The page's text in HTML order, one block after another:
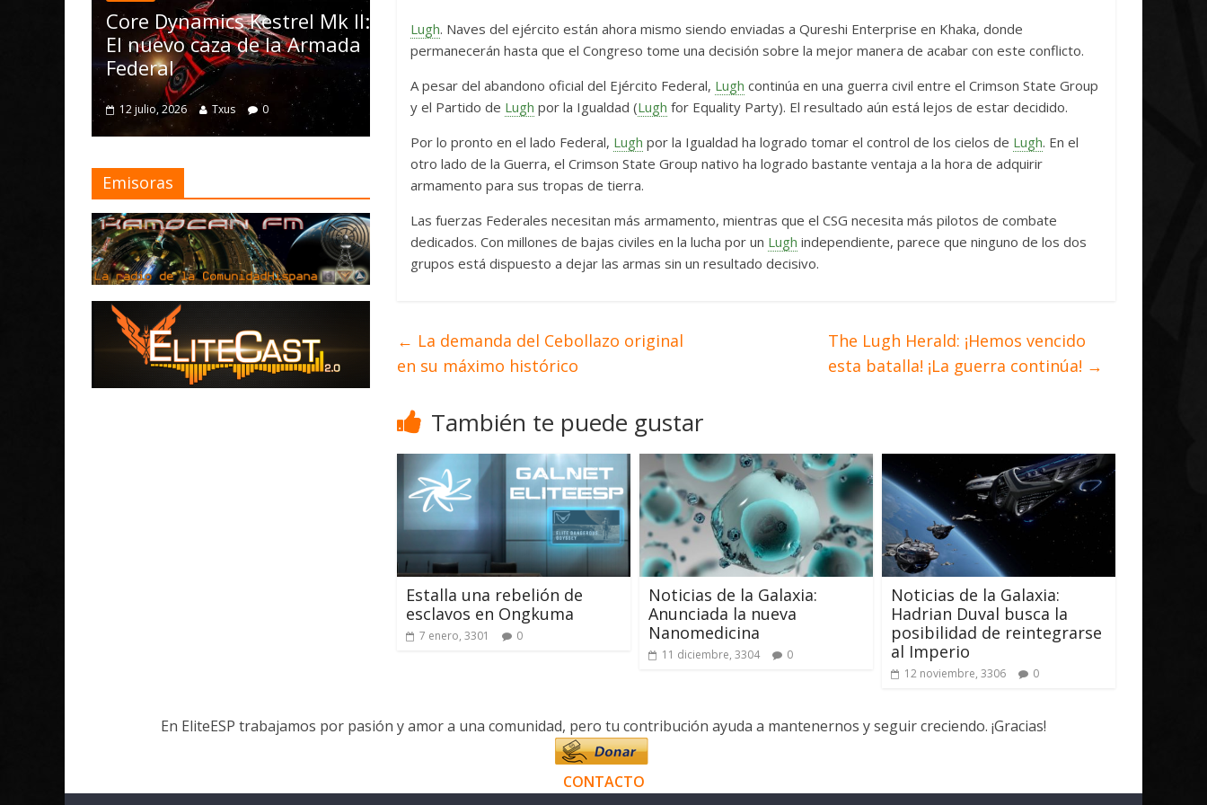
Lugh. Naves del ejército están ahora mismo siendo enviadas a Qureshi Enterprise en Khaka, donde
permanecerán hasta que el Congreso tome una decisión sobre la mejor manera de acabar con este conflicto.
A pesar del abandono oficial del Ejército Federal, Lugh continúa en una guerra civil entre el Crimson State Group
y el Partido de Lugh por la Igualdad (Lugh for Equality Party). El resultado aún está lejos de estar decidido.
Por lo pronto en el lado Federal, Lugh por la Igualdad ha logrado tomar el control de los cielos de Lugh. En el
otro lado de la Guerra, el Crimson State Group nativo ha logrado bastante ventaja a la hora de adquirir
armamento para sus tropas de tierra.
Las fuerzas Federales necesitan más armamento, mientras que el CSG necesita más pilotos de combate
dedicados. Con millones de bajas civiles en la lucha por un Lugh independiente, parece que ninguno de los dos
grupos está dispuesto a dejar las armas sin un resultado decisivo.
← La demanda del Cebollazo original
en su máximo histórico
The Lugh Herald: ¡Hemos vencido
esta batalla! ¡La guerra continúa! →
También te puede gustar
Estalla una rebelión de
esclavos en Ongkuma
7 enero, 3301 0
Noticias de la Galaxia:
Anunciada la nueva
Nanomedicina
11 diciembre, 3304 0
Noticias de la Galaxia:
Hadrian Duval busca la
posibilidad de reintegrarse
al Imperio
12 noviembre, 3306 0
Core Dynamics Kestrel Mk II:
El nuevo caza de la Armada
Txus 0
las Operations, el vehículo
Nomad y numerosas
mejoras
4 julio, 2026 Txus 0
Diario de Desarrollo de
Mayo de 2026
28 mayo, 2026 Txus 0
Radicoida Unica Research
Initiative Concludes
14 abril, 2026 Txus 0
Emisoras
En EliteESP trabajamos por pasión y amor a una comunidad, pero tu contribución ayuda a mantenernos y seguir creciendo. ¡Gracias!
CONTACTO